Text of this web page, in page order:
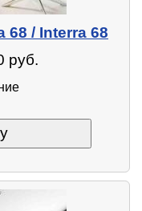
68 / Interra 68
руб.